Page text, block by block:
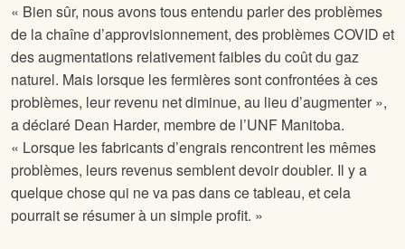
« Bien sûr, nous avons tous entendu parler des problèmes
de la chaîne d’approvisionnement, des problèmes COVID et
des augmentations relativement faibles du coût du gaz
naturel. Mais lorsque les fermières sont confrontées à ces
problèmes, leur revenu net diminue, au lieu d’augmenter »,
a déclaré Dean Harder, membre de l’UNF Manitoba.
« Lorsque les fabricants d’engrais rencontrent les mêmes
problèmes, leurs revenus semblent devoir doubler. Il y a
quelque chose qui ne va pas dans ce tableau, et cela
pourrait se résumer à un simple profit. »